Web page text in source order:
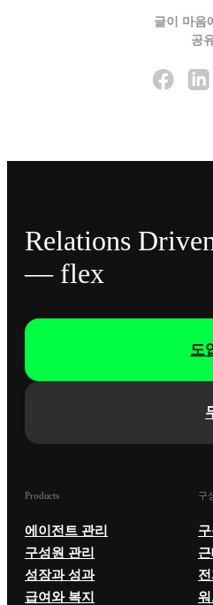
글이 마음
공
Relations
— flex
도
Products
에이전트 관리
구성원 관리
성장과 성과
급여와 복지
구